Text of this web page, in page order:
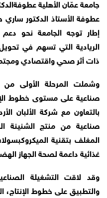
جامعة عمّان الأهلية
عطوفة الأستاذ الدكتور
إطار توجه الجامعة نحو دعم
الريادية التي تسهم في
ذات أثر صحي واقتصادي
وشملت المرحلة الأولى
صناعية على مستوى خطوط
بالتعاون مع شركة الألبان
صناعية من منتج الشنينة
المغلف بتقنية
غذائية داعمة لصحة الجهاز
وقد لاقت التشغيلة
والتطبيق على خطوط الإنتاج،